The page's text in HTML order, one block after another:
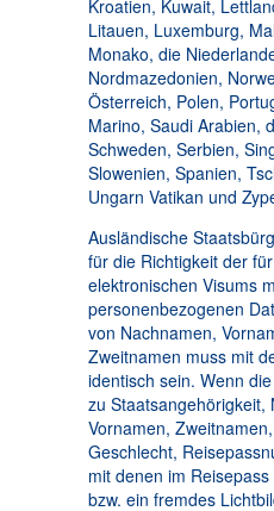
Kroatien, Kuwait,
Litauen, Luxemburg,
Monako, die
Nordmazedonien,
Österreich, Polen,
Marino, Saudi Arabien,
Schweden, Serbien,
Slowenien, Spanien,
Ungarn Vatikan und
Ausländische
für die Richtigkeit der
elektronischen Visums
personenbezogenen
von Nachnamen,
Zweitnamen muss mit
identisch sein. Wenn
zu Staatsangehörigkeit,
Vornamen,
Geschlecht,
mit denen im
bzw. ein fremdes